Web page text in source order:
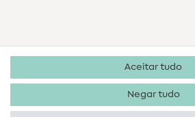
Aceitar tudo
Negar tudo